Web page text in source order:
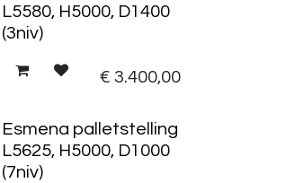
L5580, H5000, D1400
(3niv)
€ 3.400,00
Esmena palletstelling
L5625, H5000, D1000
(7niv)